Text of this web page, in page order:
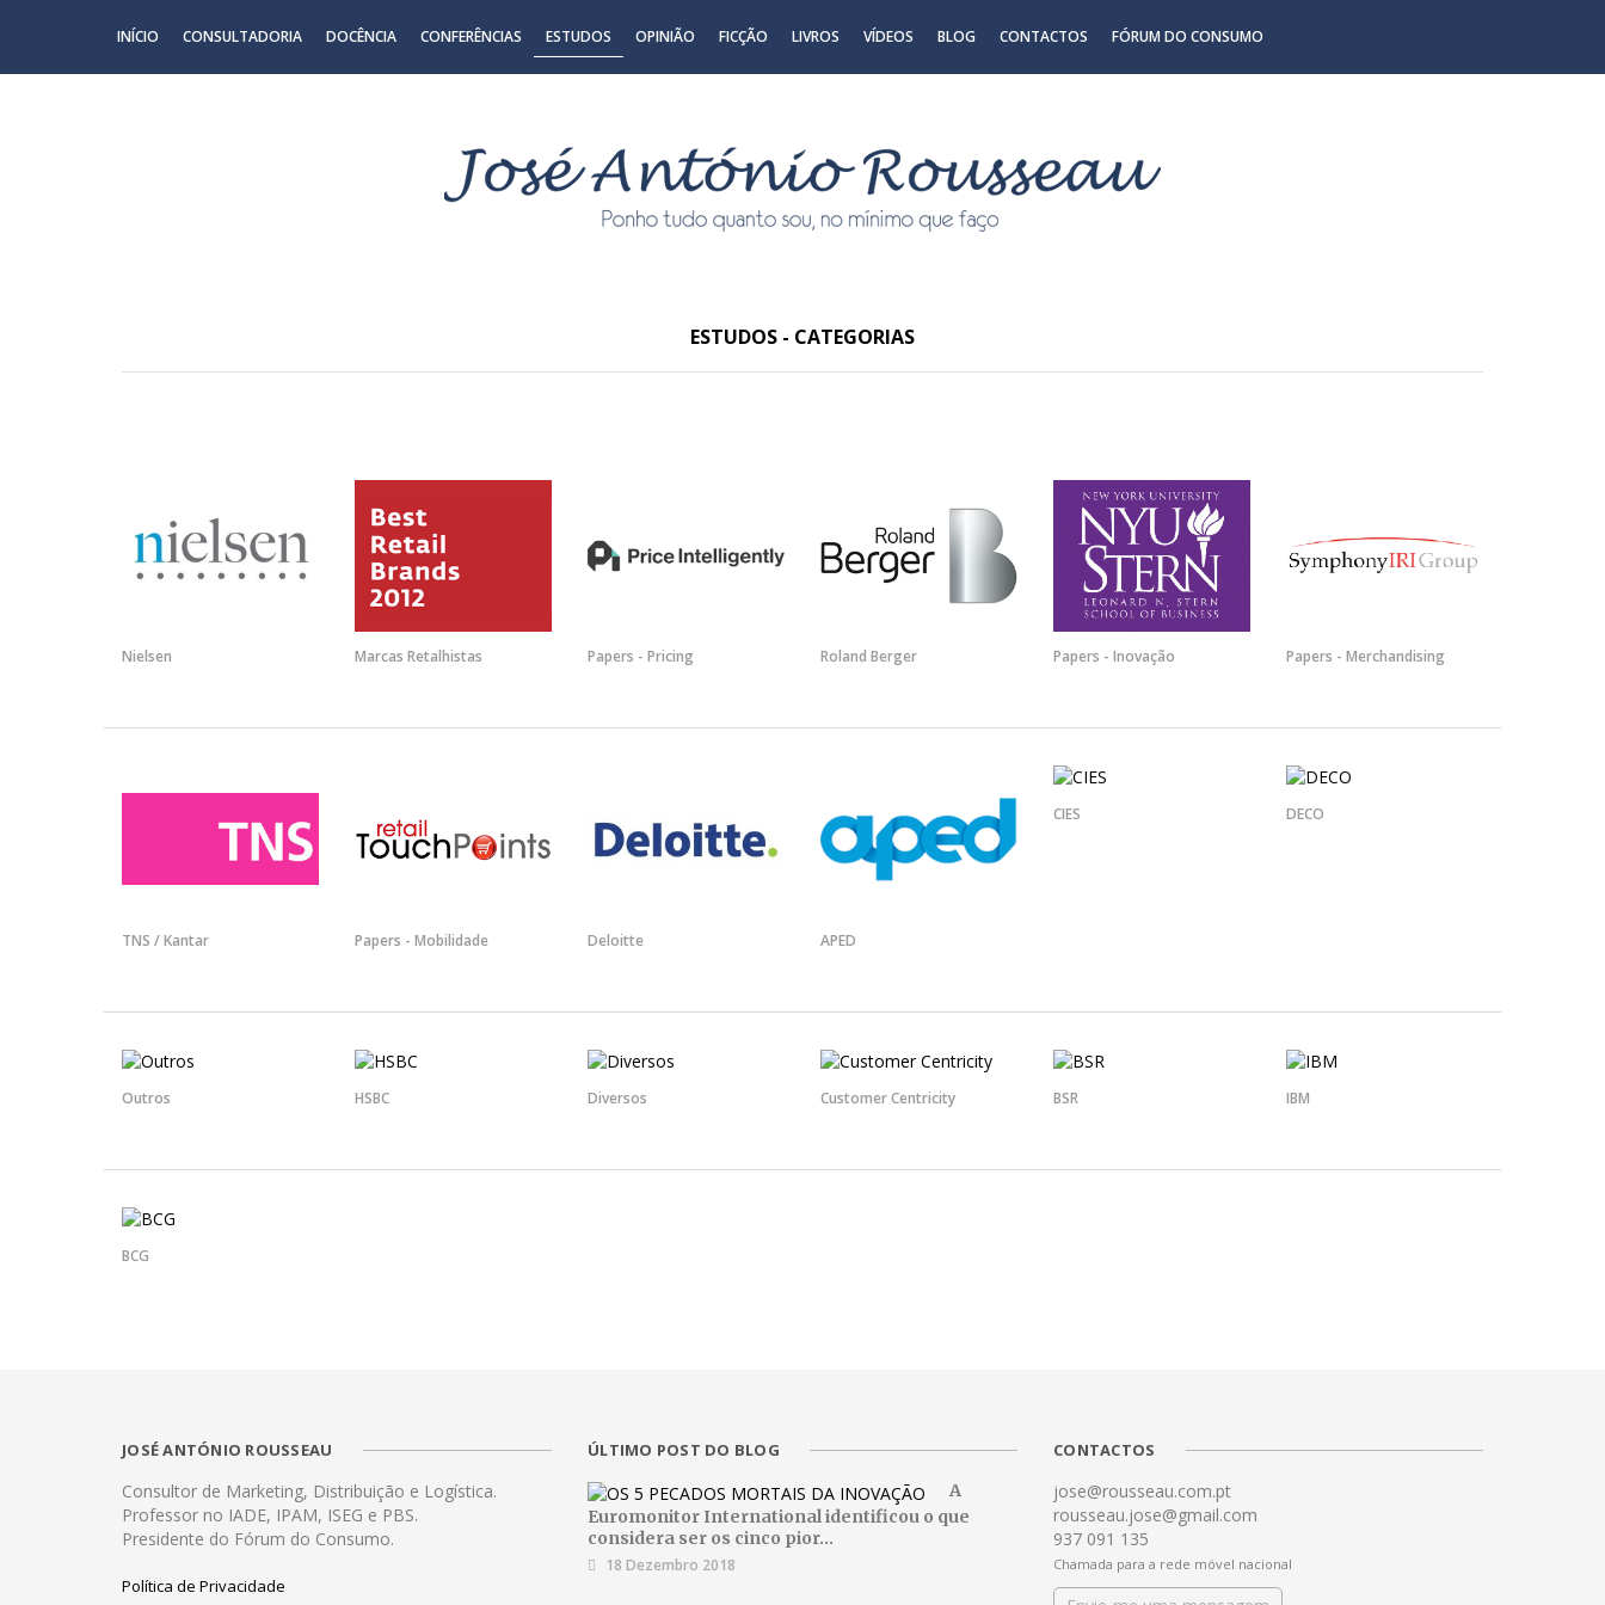
INÍCIO CONSULTADORIA DOCÊNCIA CONFERÊNCIAS ESTUDOS OPINIÃO FICÇÃO LIVROS VÍDEOS BLOG CONTACTOS FÓRUM DO CONSUMO
ESTUDOS - CATEGORIAS
Nielsen Marcas Retalhistas Papers - Pricing Roland Berger Papers - Inovação Papers - Merchandising
TNS / Kantar Papers - Mobilidade Deloitte APED
CIES DECO
Outros HSBC Diversos Customer Centricity BSR IBM
BCG
JOSÉ ANTÓNIO ROUSSEAU
Consultor de Marketing, Distribuição e Logística.
Professor no IADE, IPAM, ISEG e PBS.
Presidente do Fórum do Consumo.
Política de Privacidade
ÚLTIMO POST DO BLOG
A
Euromonitor International identificou o que
considera ser os cinco pior...
18 Dezembro 2018
CONTACTOS
jose@rousseau.com.pt
rousseau.jose@gmail.com
937 091 135
Chamada para a rede móvel nacional